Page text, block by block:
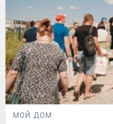
МОЙ ДОМ